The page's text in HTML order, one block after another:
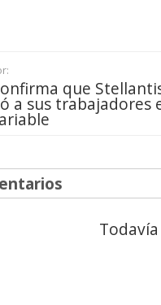
que
a sus trabajadores